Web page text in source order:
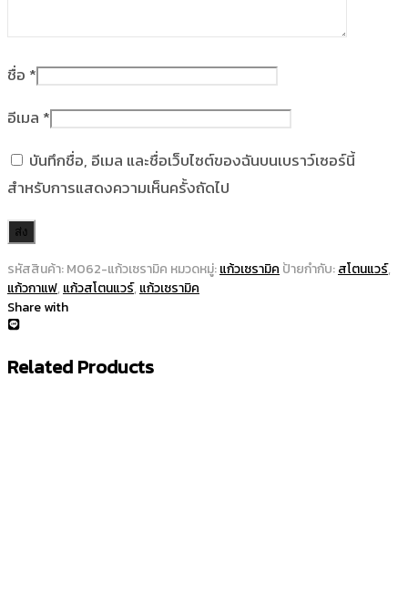
ชื่อ *
อีเมล *
บันทึกชื่อ, อีเมล และชื่อเว็บไซต์ของฉันบนเบราว์เซอร์นี้
สำหรับการแสดงความเห็นครั้งถัดไป
รหัสสินค้า:M062-แก้วเซรามิค หมวดหมู่:แก้วเซรามิค ป้ายกำกับ:สโตนแวร์,
แก้วกาแฟ, แก้วสโตนแวร์, แก้วเซรามิค
Share with
Related Products